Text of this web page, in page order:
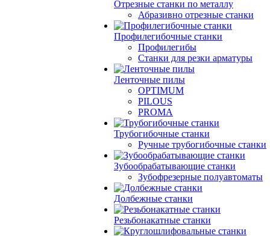
Отрезные станки по металлу
Абразивно отрезные станки
Профилегибочные станки
Профилегибы
Станки для резки арматуры
Ленточные пилы
OPTIMUM
PILOUS
PROMA
Трубогибочные станки
Ручные трубогибочные станки
Зубообрабатывающие станки
Зубофрезерные полуавтоматы
Долбежные станки
Резьбонакатные станки